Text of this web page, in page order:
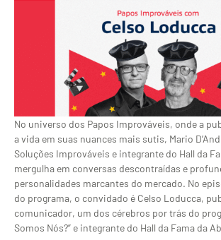
No universo dos Papos Improváveis, onde a
a vida em suas nuances mais sutis, Mario
Soluções Improváveis e integrante do Hall da
mergulha em conversas descontraídas e
personalidades marcantes do mercado. No
do programa, o convidado é Celso Loducca,
comunicador, um dos cérebros por trás do
Somos Nós?” e integrante do Hall da Fama da